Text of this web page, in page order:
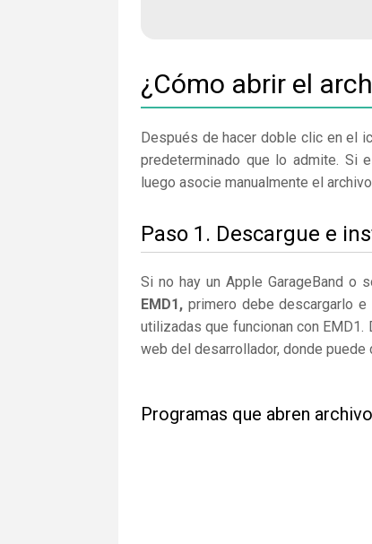
¿Cómo abrir el
Después de hacer doble clic en el
predeterminado que lo admite. Si
luego asocie manualmente el
Paso 1. Descargue e
Si no hay un Apple GarageBand o
EMD1, primero debe descargarlo
utilizadas que funcionan con
web del desarrollador, donde
Programas que abren